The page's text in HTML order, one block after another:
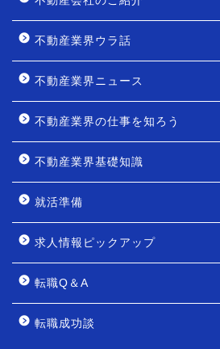
不動産業界ウラ話
不動産業界ニュース
不動産業界の仕事を知ろう
不動産業界基礎知識
就活準備
求人情報ピックアップ
転職Q＆A
転職成功談